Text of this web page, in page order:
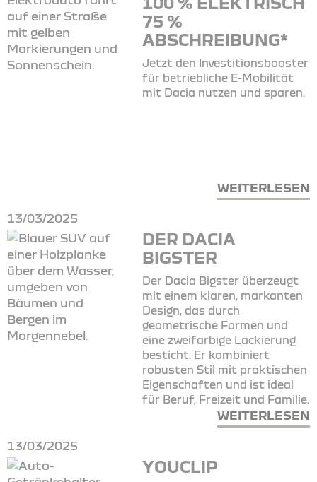
75 %
ABSCHREIBUNG*
Jetzt den Investitionsbooster
für betriebliche E-Mobilität
mit Dacia nutzen und sparen.
WEITERLESEN
13/03/2025
DER DACIA
BIGSTER
Der Dacia Bigster überzeugt
mit einem klaren, markanten
Design, das durch
geometrische Formen und
eine zweifarbige Lackierung
besticht. Er kombiniert
robusten Stil mit praktischen
Eigenschaften und ist ideal
für Beruf, Freizeit und Familie.
WEITERLESEN
13/03/2025
YOUCLIP